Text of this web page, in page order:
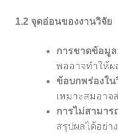
1.2 จุดอ่อนของงานวิจัย
การขาดข้อมูล
พออาจทำให้ผ
ข้อบกพร่องใน
เหมาะสมอาจ
การไม่สามาร
สรุปผลได้อย่า